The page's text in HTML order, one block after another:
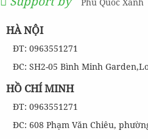
HÀ NỘI
ĐT: 0963551271
ĐC: SH2-05 Bình Minh
HỒ CHÍ MINH
ĐT: 0963551271
ĐC: 608 Phạm Văn Chiêu,